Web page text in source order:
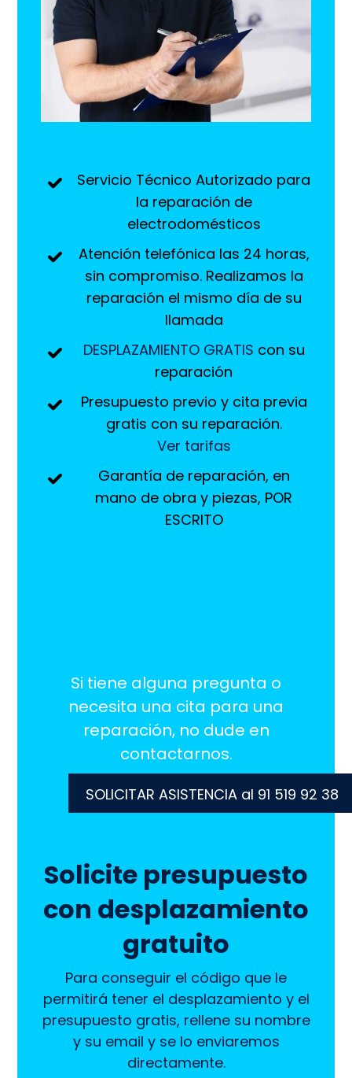
Servicio Técnico Autorizado para
la reparación de
electrodomésticos
Atención telefónica las 24 horas,
sin compromiso. Realizamos la
reparación el mismo día de su
llamada
DESPLAZAMIENTO GRATIS con su
reparación
Presupuesto previo y cita previa
gratis con su reparación.
Ver tarifas
Garantía de reparación, en
mano de obra y piezas, POR
ESCRITO
Si tiene alguna pregunta o
necesita una cita para una
reparación, no dude en
contactarnos.
SOLICITAR ASISTENCIA al 91 519 92 38
Solicite presupuesto
con desplazamiento
gratuito
Para conseguir el código que le
permitirá tener el desplazamiento y el
presupuesto gratis, rellene su nombre
y su email y se lo enviaremos
directamente.